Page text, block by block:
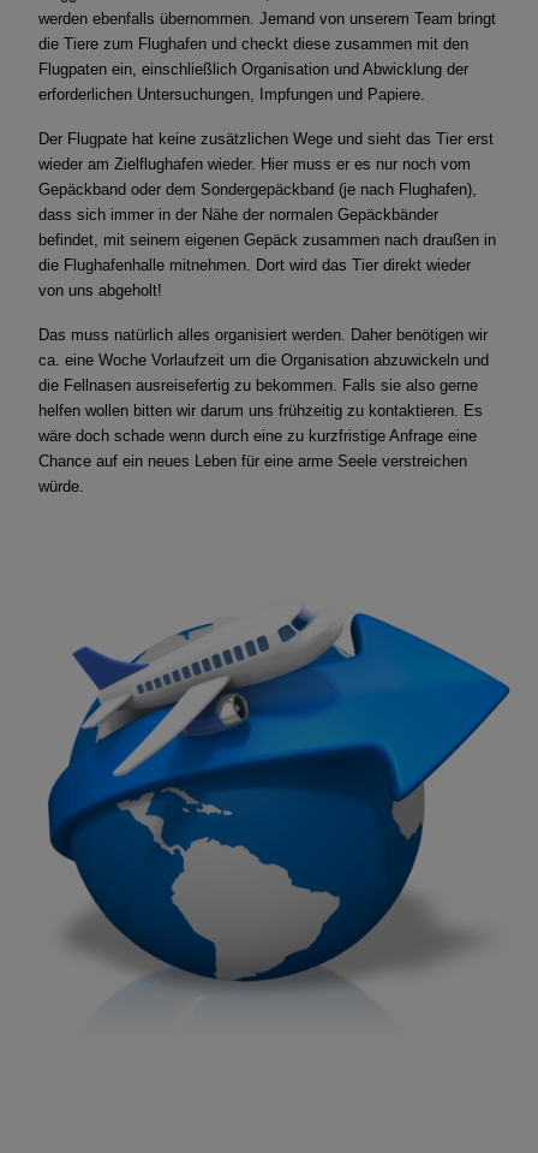
werden ebenfalls übernommen. Jemand von unserem Team bringt
die Tiere zum Flughafen und checkt diese zusammen mit den
Flugpaten ein, einschließlich Organisation und Abwicklung der
erforderlichen Untersuchungen, Impfungen und Papiere.
Der Flugpate hat keine zusätzlichen Wege und sieht das Tier erst
wieder am Zielflughafen wieder. Hier muss er es nur noch vom
Gepäckband oder dem Sondergepäckband (je nach Flughafen),
dass sich immer in der Nähe der normalen Gepäckbänder
befindet, mit seinem eigenen Gepäck zusammen nach draußen in
die Flughafenhalle mitnehmen. Dort wird das Tier direkt wieder
von uns abgeholt!
Das muss natürlich alles organisiert werden. Daher benötigen wir
ca. eine Woche Vorlaufzeit um die Organisation abzuwickeln und
die Fellnasen ausreisefertig zu bekommen. Falls sie also gerne
helfen wollen bitten wir darum uns frühzeitig zu kontaktieren. Es
wäre doch schade wenn durch eine zu kurzfristige Anfrage eine
Chance auf ein neues Leben für eine arme Seele verstreichen
würde.